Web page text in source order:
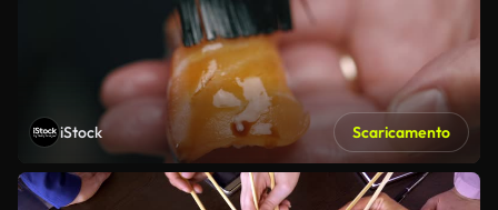
iStock Scaricamento